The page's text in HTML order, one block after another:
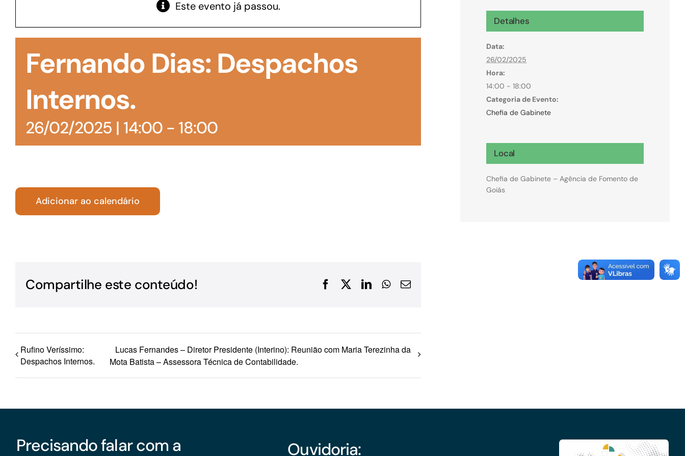
manutenção de estoques e despesas operacionais
realizar obras, dentre outros serviços
Microcrédito
Para MEI, microempresas e pessoas físicas
(feirantes e transportes)
Turismo
Este evento já passou.
Fernando Dias: Despachos
Internos.
26/02/2025 | 14:00- 18:00
Adicionar ao calendário
Compartilhe este conteúdo! FacebookLinkedInWhatsApp
E-
Rufino Veríssimo:
Despachos Internos.
Lucas Fernandes – Diretor Presidente (Interino): Reunião com Maria Terezinha da
Mota Batista – Assessora Técnica de Contabilidade.
Detalhes
Data:
26/02/2025
Hora:
14:00 - 18:00
Categoria de Evento:
Chefia de Gabinete
Local
Chefia de Gabinete – Agência de Fomento de
Goiás
Precisando falar com a
Ouvidoria: